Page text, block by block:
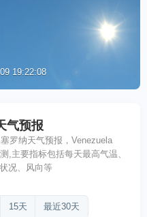
19:22:08
气预报
罗纳天气预报，Venezuela
,主要指标包括每天最高气温、
况、风向等
15天 最近30天